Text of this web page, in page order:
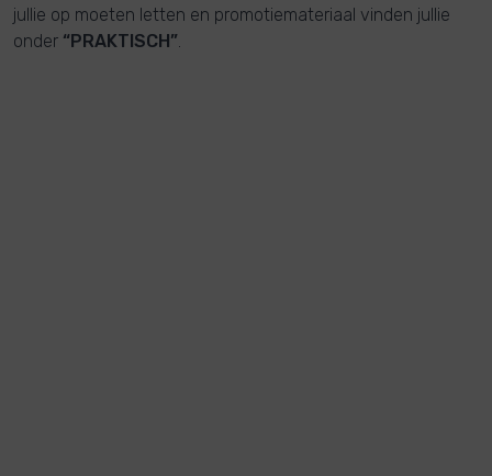
jullie op moeten letten en promotiemateriaal vinden jullie
onder “PRAKTISCH”.